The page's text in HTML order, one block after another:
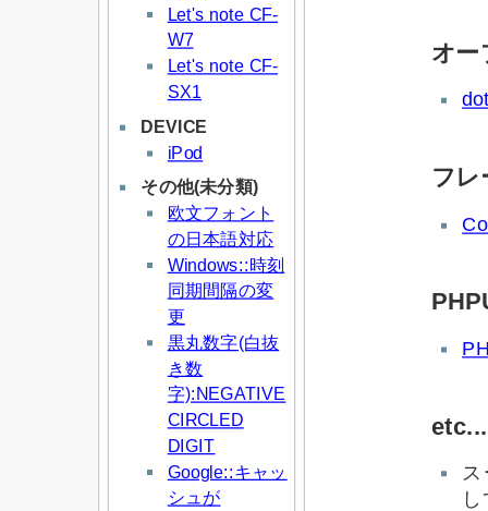
Let's note CF-
W7
Let's note CF-
SX1
DEVICE
iPod
その他(未分類)
欧文フォント
の日本語対応
Windows::時刻
同期間隔の変
更
黒丸数字(白抜
き数
字):NEGATIVE
CIRCLED
DIGIT
Google::キャッ
シュが
オー
フレ
etc...